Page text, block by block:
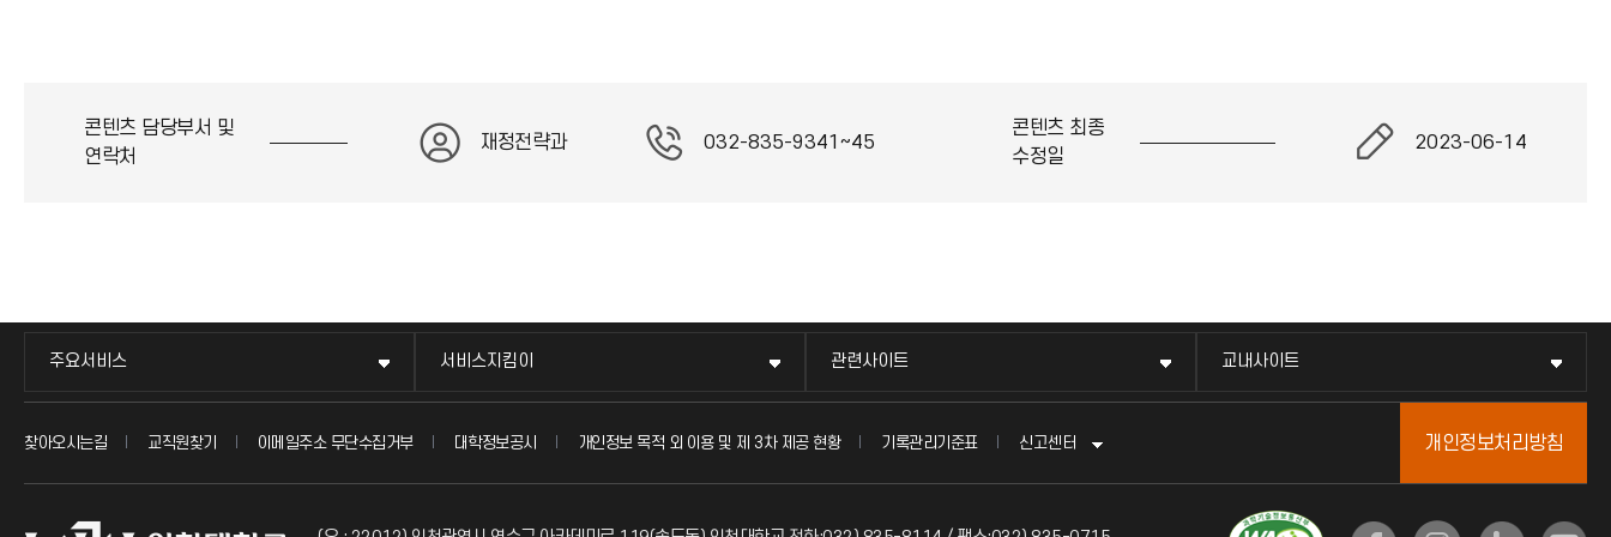
콘텐츠 담당부서 및
연락처
재정전략과 032-835-9341~45
콘텐츠 최종
수정일
2023-06-14
주요서비스 서비스지킴이 관련사이트 교내사이트
찾아오시는길 교직원찾기 이메일주소 무단수집거부 대학정보공시 개인정보 목적 외 이용 및 제 3차 제공 현황 기록관리기준표 신고센터 개인정보처리방침